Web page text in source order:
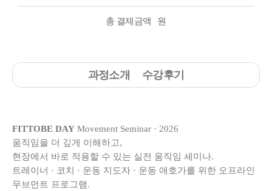
총 결제금액 원
과정소개 수강후기
FITTOBE DAY Movement Seminar · 2026
움직임을 더 깊게 이해하고,
현장에서 바로 적용할 수 있는 실전 움직임 세미나.
트레이너 · 코치 · 운동 지도자 · 운동 애호가를 위한 오프라인
무브먼트 프로그램.